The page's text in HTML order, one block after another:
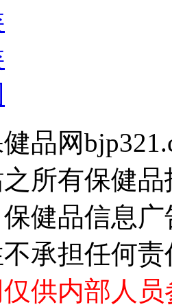
品网
所有保健
健品信息
承担任何
供内部人